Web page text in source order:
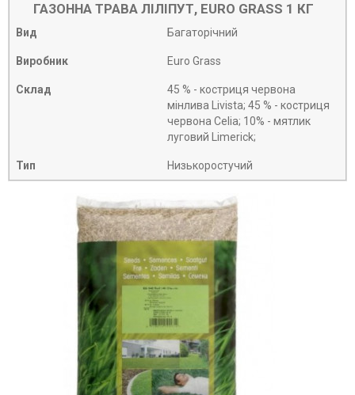
ГАЗОННА ТРАВА ЛІЛІПУТ, EURO GRASS 1 КГ
Вид Багаторічний
Виробник Euro Grass
Склад
45 % - костриця червона
мінлива Livista; 45 % - костриця
червона Celia; 10% - мятлик
луговий Limerick;
Тип Низькоростучий